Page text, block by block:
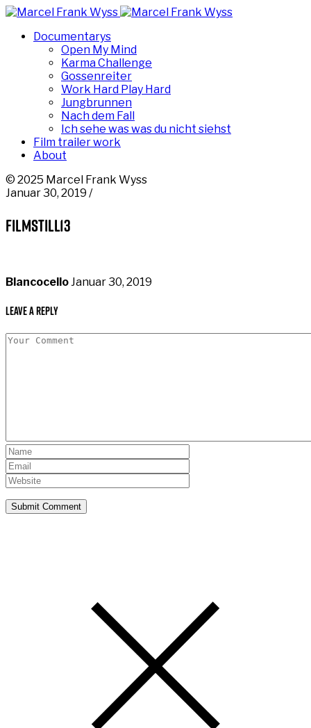
Documentarys
Open My Mind
Karma Challenge
Gossenreiter
Work Hard Play Hard
Jungbrunnen
Nach dem Fall
Ich sehe was was du nicht siehst
Film trailer work
About
© 2025 Marcel Frank Wyss
Januar 30, 2019 /
filmstill13
BlancocelloJanuar 30, 2019
Leave a Reply